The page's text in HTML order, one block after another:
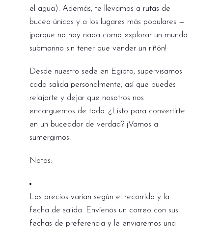
el agua). Además, te llevamos a rutas de
buceo únicas y a los lugares más populares —
¡porque no hay nada como explorar un mundo
submarino sin tener que vender un riñón!
Desde nuestro sede en Egipto, supervisamos
cada salida personalmente, así que puedes
relajarte y dejar que nosotros nos
encarguemos de todo. ¿Listo para convertirte
en un buceador de verdad? ¡Vamos a
sumergirnos!
Notas:
Los precios varían según el recorrido y la
fecha de salida. Envíenos un correo con sus
fechas de preferencia y le enviaremos una